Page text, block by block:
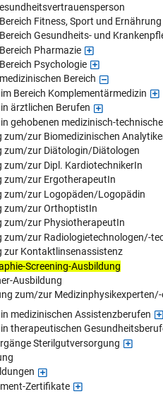
Fitness, Sport und Ernährung
Gesundheits- und
Pharmazie
Psychologie
Bereich
Bereich Komplementärmedizin
ärztlichen Berufen
gehobenen medizinisch-
zum/zur Biomedizinischen
zum/zur Diätologin/Diätologen
zum/zur Dipl. KardiotechnikerIn
zum/zur ErgotherapeutIn
zum/zur Logopäden/Logopädin
zum/zur OrthoptistIn
zum/zur PhysiotherapeutIn
zum/zur Radiologietechnologen/-
zur Kontaktlinsenassistenz
Screening-Ausbildung
Ausbildung
zum/zur
medizinischen Assistenzberufen
therapeutischen
Sterilgutversorgung
Zertifikate